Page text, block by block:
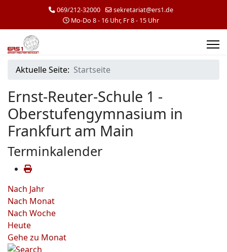
069/212-32000
sekretariat@ers1.de
Mo-Do 8 - 16 Uhr, Fr 8 - 15 Uhr
Aktuelle Seite: Startseite
Ernst-Reuter-Schule 1 -
Oberstufengymnasium in
Frankfurt am Main
Terminkalender
Nach Jahr
Nach Monat
Nach Woche
Heute
Gehe zu Monat